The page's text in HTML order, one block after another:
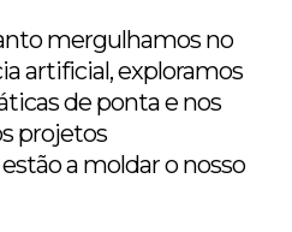
mergulhamos no
artificial, exploramos
de ponta e nos
projetos
a moldar o nosso